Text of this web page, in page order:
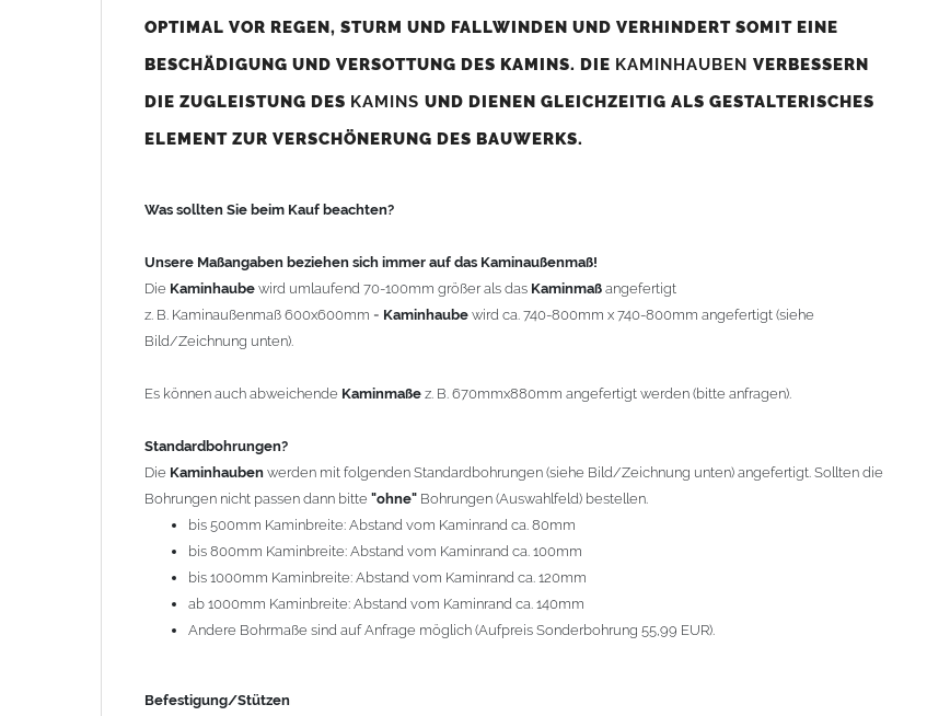
Standardbohrungen?
Bohrungen nicht passen dann bitte"ohne"Bohrungen (Auswahlfeld) bestellen.
bis 500mm Kaminbreite: Abstand vom Kaminrand ca. 80mm
ab 1000mm Kaminbreite: Abstand vom Kaminrand ca. 140mm
Befestigung/Stützen
Kaminhaubewird inkl.Edelstahl
kann mit längeren Stützen bis Höhe 450mm geliefert werden (Aufpreis 42,89 EUR).
Kaminkopfabdeckung
Kaminhaubewirdohne Kaminkopfabdeckunggeliefert.Kaminkopfabdeckungenfinden Sie unter
Kaminabdeckung".
Es stehen insgesamt 20 verschiedene Typen zur Auswahl. Bitte imAuswahlfeld
Standardhauben siehe Auswahlfeld: 01 Haus,03 Welle (unser Topseller)
12 Laube, 13 Schwalbe, 14 Sattel Welle, 15 Welle 90° gedreht, 17 Dach, 18 Plafond 2, 19 S-Line, 20 Pult
Die Typen 02 (Bogen), 06 (Krempe), 09 (Pagode), 10 (Sauerland), 16 (Galicia) werden nur in Materialdicke 1,5mm
OPTIMAL VOR REGEN, STURM UND FALLWINDEN UND VERHINDERT SOMIT EINE
BESCHÄDIGUNG UND VERSOTTUNG DES KAMINS. DIE KAMINHAUBEN VERBESSERN
DIE ZUGLEISTUNG DES KAMINS UND DIENEN GLEICHZEITIG ALS GESTALTERISCHES
ELEMENT ZUR VERSCHÖNERUNG DES BAUWERKS.
Was sollten Sie beim Kauf beachten?
Unsere Maßangaben beziehen sich immer auf das Kaminaußenmaß!
Die Kaminhaube wird umlaufend 70-100mm größer als das Kaminmaß angefertigt
z. B. Kaminaußenmaß 600x600mm = Kaminhaube wird ca. 740-800mm x 740-800mm angefertigt (siehe
Bild/Zeichnung unten).
Es können auch abweichende Kaminmaße z. B. 670mmx880mm angefertigt werden (bitte anfragen).
Standardbohrungen?
Die Kaminhauben werden mit folgenden Standardbohrungen (siehe Bild/Zeichnung unten) angefertigt. Sollten die
Bohrungen nicht passen dann bitte "ohne" Bohrungen (Auswahlfeld) bestellen.
bis 500mm Kaminbreite: Abstand vom Kaminrand ca. 80mm
bis 800mm Kaminbreite: Abstand vom Kaminrand ca. 100mm
bis 1000mm Kaminbreite: Abstand vom Kaminrand ca. 120mm
ab 1000mm Kaminbreite: Abstand vom Kaminrand ca. 140mm
Andere Bohrmaße sind auf Anfrage möglich (Aufpreis Sonderbohrung 55,99 EUR).
Befestigung/Stützen